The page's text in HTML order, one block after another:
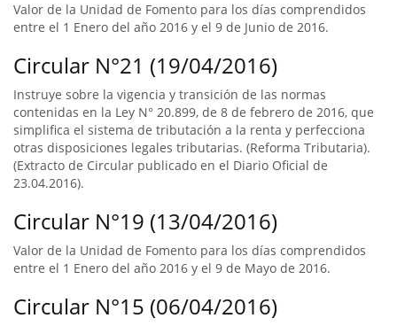
Valor de la Unidad de Fomento para los días comprendidos
entre el 1 Enero del año 2016 y el 9 de Junio de 2016.
Circular N°21 (19/04/2016)
Instruye sobre la vigencia y transición de las normas
contenidas en la Ley N° 20.899, de 8 de febrero de 2016, que
simplifica el sistema de tributación a la renta y perfecciona
otras disposiciones legales tributarias. (Reforma Tributaria).
(Extracto de Circular publicado en el Diario Oficial de
23.04.2016).
Circular N°19 (13/04/2016)
Valor de la Unidad de Fomento para los días comprendidos
entre el 1 Enero del año 2016 y el 9 de Mayo de 2016.
Circular N°15 (06/04/2016)